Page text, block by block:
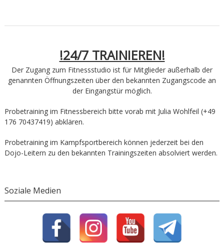
!24/7 TRAINIEREN!
Der Zugang zum Fitnessstudio ist für Mitglieder außerhalb der
genannten Öffnungszeiten über den bekannten Zugangscode an
der Eingangstür möglich.
Probetraining im Fitnessbereich bitte vorab mit Julia Wohlfeil (+49
176 70437419) abklären.
Probetraining im Kampfsportbereich können jederzeit bei den
Dojo-Leitern zu den bekannten Trainingszeiten absolviert werden.
Soziale Medien